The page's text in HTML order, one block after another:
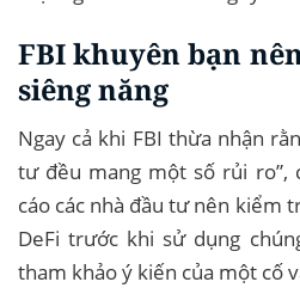
FBI khuyên bạn
siêng năng
Ngay cả khi FBI thừa nhận
tư đều mang một số rủi ro”,
cáo các nhà đầu tư nên kiểm
DeFi trước khi sử dụng
tham khảo ý kiến ​​của một cố